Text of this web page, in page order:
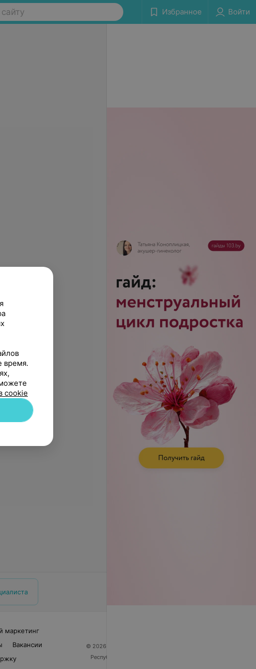
Избранное Войти
D и минеральный
руб.
Витамин D: генетический
риск дефицита и текущий
статус
95,24 руб.
маркетинг
Вакансии
© 2026 ООО «Артокс Лаб», УНП 191700409
Республика Беларусь, г. Минск, улица Толбухина, 2,
время.
cookie